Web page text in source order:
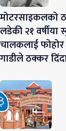
मोटरसाइकलको
लडेकी २१ वर्षीया
चालकलाई
गाडीले ठक्कर